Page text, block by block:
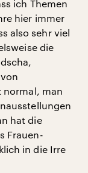
ich Themen
hier immer
also sehr viel
die
normal, man
hat die
Frauen-
in die Irre